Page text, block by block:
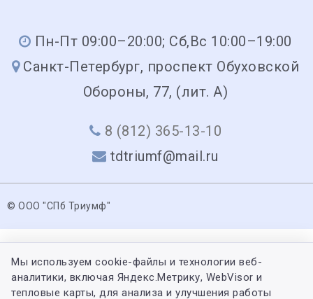
Пн-Пт 09:00–20:00; Сб,Вс 10:00–19:00
Санкт-Петербург, проспект Обуховской
Обороны, 77, (лит. А)
8 (812) 365-13-10
tdtriumf@mail.ru
© ООО "СПб Триумф"
Мы используем cookie-файлы и технологии веб-
аналитики, включая Яндекс.Метрику, WebVisor и
тепловые карты, для анализа и улучшения работы